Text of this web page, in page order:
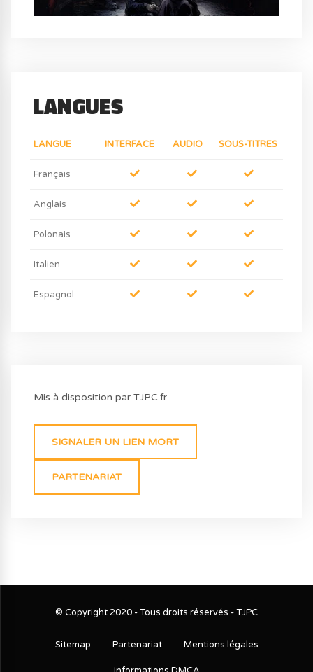
LANGUES
LANGUE INTERFACE AUDIO SOUS-TITRES
Français
Anglais
Polonais
Italien
Espagnol
Mis à disposition par TJPC.fr
SIGNALER UN LIEN MORT
PARTENARIAT
© Copyright 2020 - Tous droits réservés - TJPC
Sitemap Partenariat Mentions légales